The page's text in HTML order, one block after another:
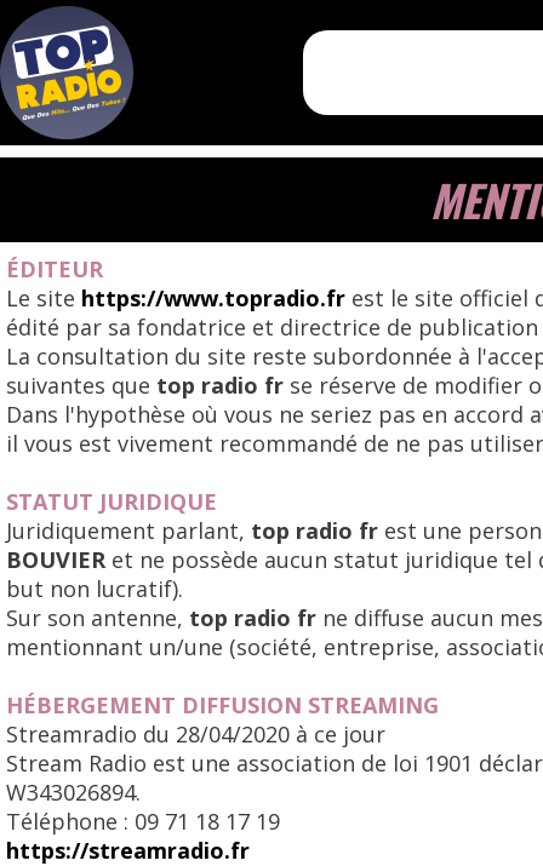
ÉDITEUR
Le site https://www.topradio.fr est le site officiel
édité par sa fondatrice et directrice de publication
La consultation du site reste subordonnée à
suivantes que top radio fr se réserve de modifier
Dans l'hypothèse où vous ne seriez pas en
il vous est vivement recommandé de ne pas
STATUT JURIDIQUE
Juridiquement parlant, top radio fr est une
BOUVIER et ne possède aucun statut juridique tel
but non lucratif).
Sur son antenne, top radio fr ne diffuse aucun
mentionnant un/une (société, entreprise,
HÉBERGEMENT DIFFUSION STREAMING
Streamradio du 28/04/2020 à ce jour
Stream Radio est une association de loi 1901
W343026894.
Téléphone : 09 71 18 17 19
https://streamradio.fr